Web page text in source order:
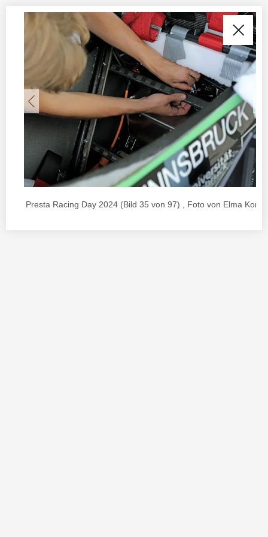
Presta Racing Day 2024 (Bild 35 von 97) , Foto von Elma Korac